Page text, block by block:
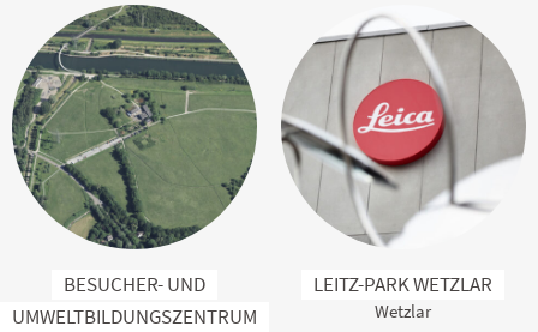
BESUCHER- UND
UMWELTBILDUNGSZENTRUM
LEITZ-PARK WETZLAR
Wetzlar